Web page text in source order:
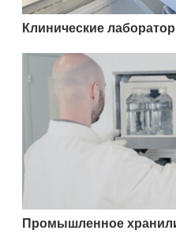
Клинические
Промышленное